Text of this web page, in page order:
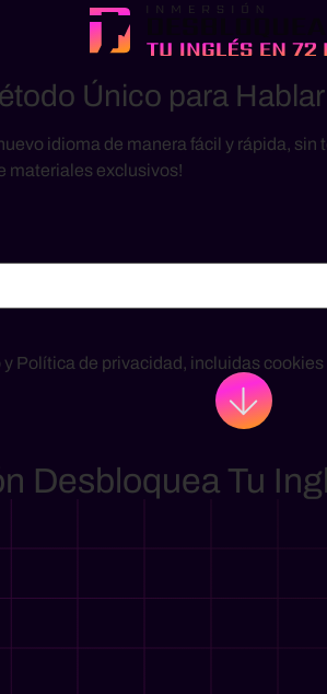
Único para
idioma de manera fácil y rápida,
materiales exclusivos!
Política de privacidad, incluidas
Desbloquea Tu